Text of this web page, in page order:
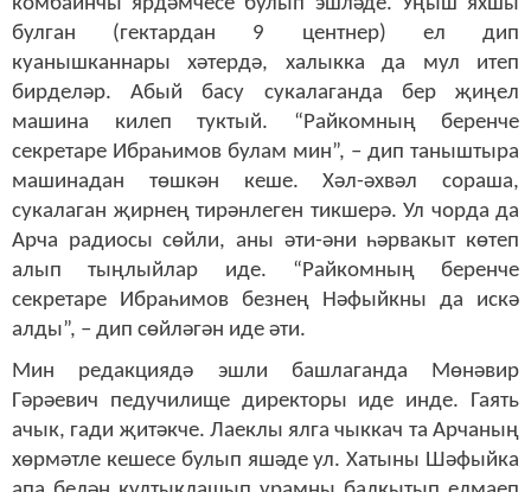
булган (гектардан 9 центнер) ел дип
куанышканнары хәтердә, халыкка да мул итеп
бирделәр. Абый басу сукалаганда бер җиңел
машина килеп туктый. “Райкомның беренче
секретаре Ибраһимов булам мин”, – дип таныштыра
машинадан төшкән кеше. Хәл-әхвәл сораша,
сукалаган җирнең тирәнлеген тикшерә. Ул чорда да
Арча радиосы сөйли, аны әти-әни һәрвакыт көтеп
алып тыңлыйлар иде. “Райкомның беренче
секретаре Ибраһимов безнең Нәфыйкны да искә
алды”, – дип сөйләгән иде әти.
Мин редакциядә эшли башлаганда Мөнәвир
Гәрәевич педучилище директоры иде инде. Гаять
ачык, гади җитәкче. Лаеклы ялга чыккач та Арчаның
хөрмәтле кешесе булып яшәде ул. Хатыны Шәфыйка